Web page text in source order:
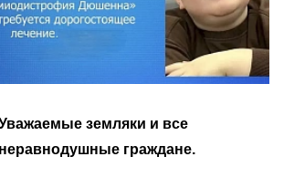
Читать далее